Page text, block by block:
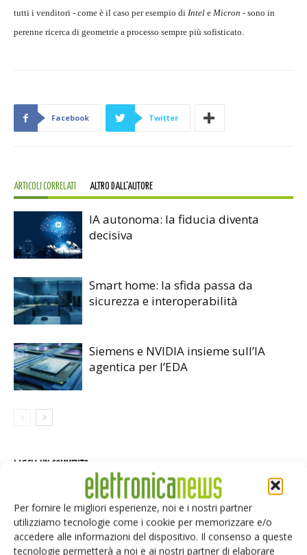
Per fornire le migliori esperienze, noi e i nostri partner
utilizziamo tecnologie come i cookie per memorizzare e/o
accedere alle informazioni del dispositivo. Il consenso a queste
tecnologie permetterà a noi e ai nostri partner di elaborare
tutti i venditori - come è il caso per esempio di Intel e Micron - sono in
perenne ricerca di geometrie a processo sempre più sofisticato.
Facebook Twitter
ARTICOLI CORRELATI ALTRO DALL'AUTORE
IA autonoma: la fiducia diventa
decisiva
Smart home: la sfida passa da
sicurezza e interoperabilità
Siemens e NVIDIA insieme sull’IA
agentica per l’EDA
LASCIA UN COMMENTO